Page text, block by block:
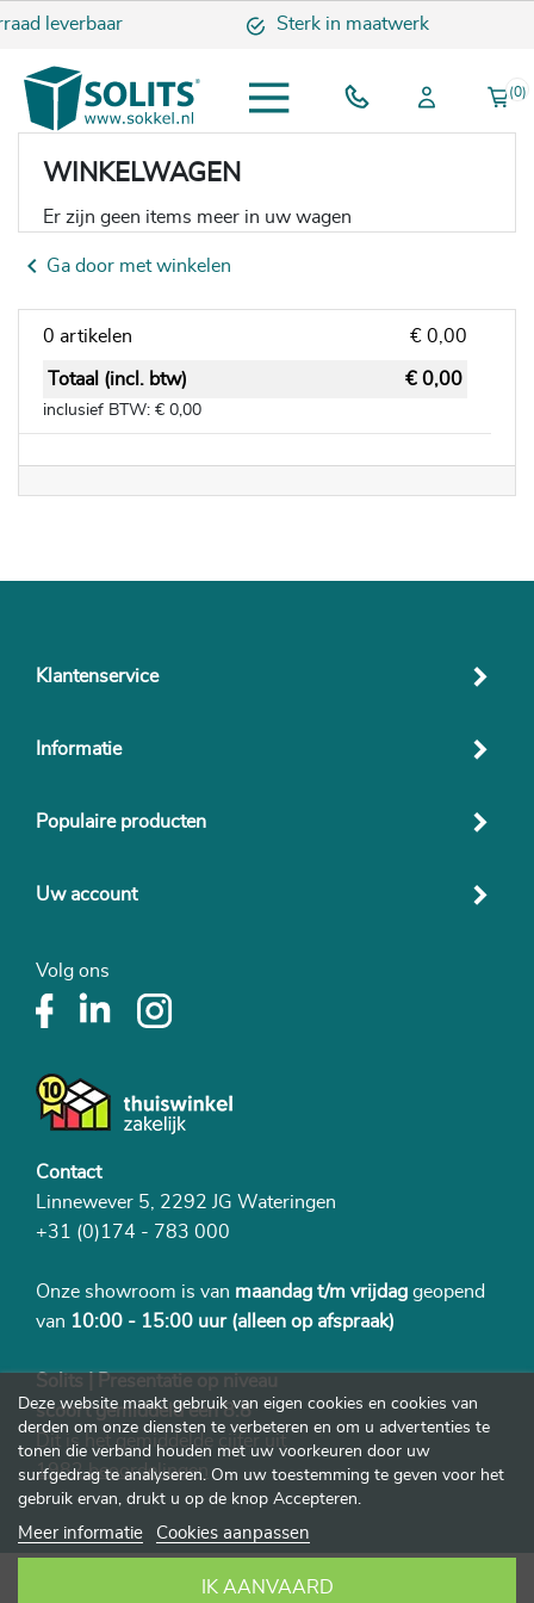
leverbaar Sterk in maatwerk
(0)
WINKELWAGEN
Er zijn geen items meer in uw wagen
chevron_left Ga door met winkelen
0 artikelen € 0,00
Totaal (incl. btw) € 0,00
inclusief BTW: € 0,00
Klantenservice
Informatie
Populaire producten
Uw account
Volg ons
Contact
Linnewever 5, 2292 JG Wateringen
+31 (0)174 - 783 000
Onze showroom is van maandag t/m vrijdag geopend
van 10:00 - 15:00 uur (alleen op afspraak)
Solits | Presentatie op niveau
scoort gemiddeld een 8.8
Dit is het gemiddelde cijfer uit
1982 beoordelingen
Deze website maakt gebruik van eigen cookies en cookies van
derden om onze diensten te verbeteren en om u advertenties te
tonen die verband houden met uw voorkeuren door uw
surfgedrag te analyseren. Om uw toestemming te geven voor het
gebruik ervan, drukt u op de knop Accepteren.
Meer informatie Cookies aanpassen
IK AANVAARD